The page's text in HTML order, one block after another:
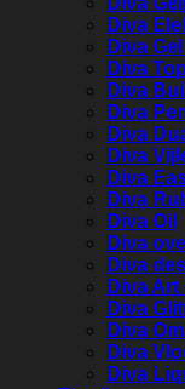
Diva
Diva
Diva
Diva
Diva
Diva
Diva
Diva
Diva
Diva Oil
Diva
Diva
Diva Art
Diva
Diva
Diva
Diva